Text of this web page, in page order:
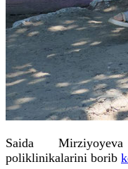
Saida
poliklinikalarini borib